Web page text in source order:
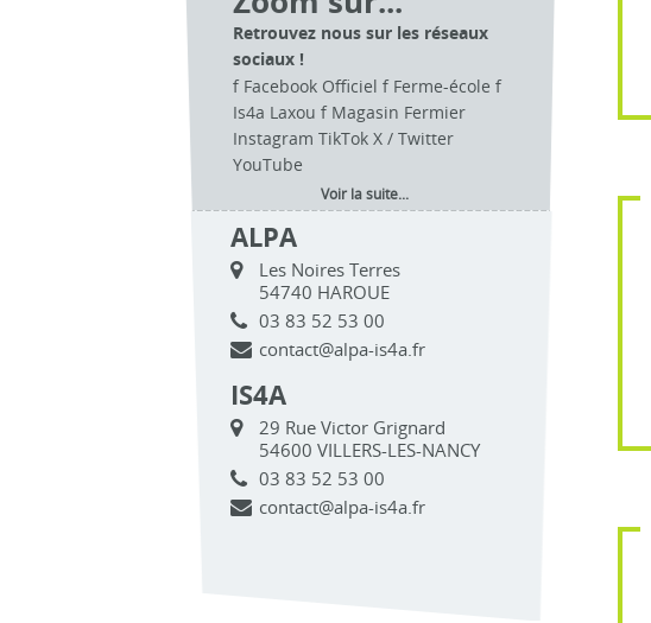
Retrouvez nous sur les réseaux
sociaux !
f Facebook Officiel f Ferme-école f
Is4a Laxou f Magasin Fermier
Instagram TikTok X / Twitter
YouTube
Voir la suite...
ALPA
Les Noires Terres
54740 HAROUE
03 83 52 53 00
contact@alpa-is4a.fr
IS4A
29 Rue Victor Grignard
54600 VILLERS-LES-NANCY
03 83 52 53 00
contact@alpa-is4a.fr